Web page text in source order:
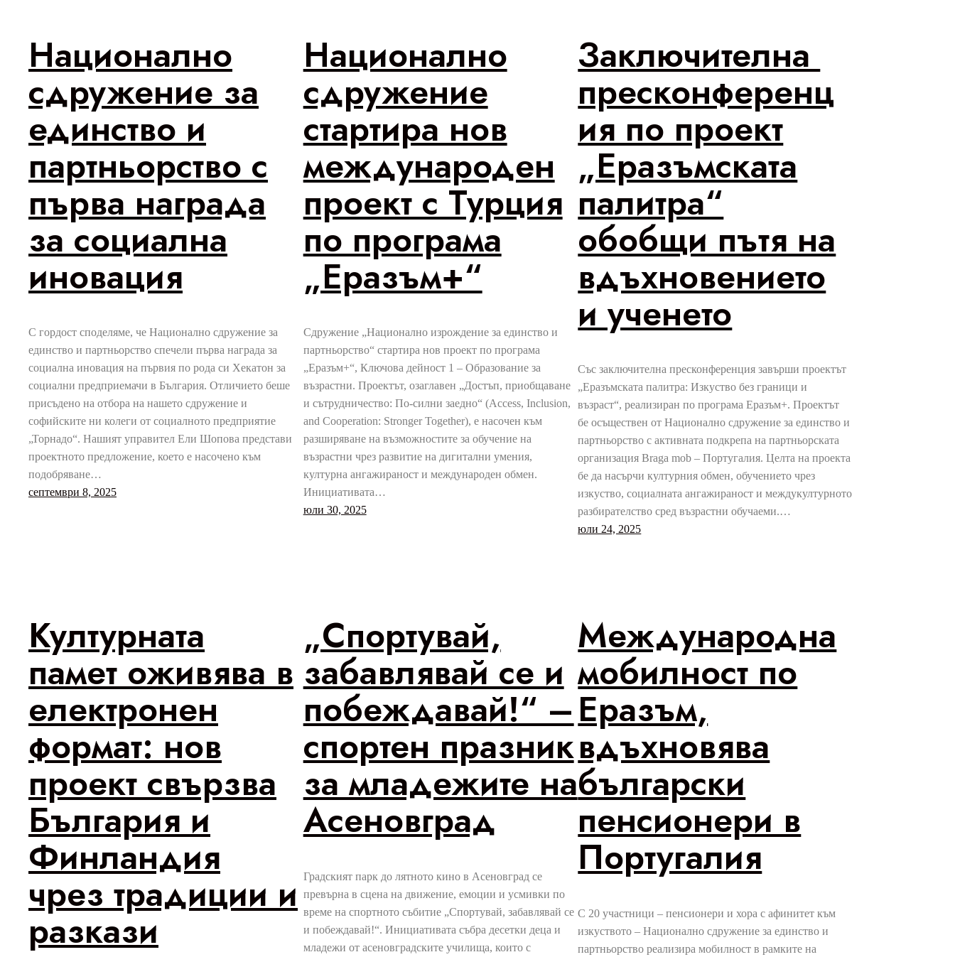
Национално
сдружение за
единство и
партньорство с
първа награда
за социална
иновация
С гордост споделяме, че Национално сдружение за
единство и партньорство спечели първа награда за
социална иновация на първия по рода си Хекатон за
социални предприемачи в България. Отличието беше
присъдено на отбора на нашето сдружение и
софийските ни колеги от социалното предприятие
„Торнадо“. Нашият управител Ели Шопова представи
проектното предложение, което е насочено към
подобряване…
септември 8, 2025
Национално
сдружение
стартира нов
международен
проект с Турция
по програма
„Еразъм+“
Сдружение „Национално изрождение за единство и
партньорство“ стартира нов проект по програма
„Еразъм+“, Ключова дейност 1 – Образование за
възрастни. Проектът, озаглавен „Достъп, приобщаване
и сътрудничество: По-силни заедно“ (Access, Inclusion,
and Cooperation: Stronger Together), е насочен към
разширяване на възможностите за обучение на
възрастни чрез развитие на дигитални умения,
културна ангажираност и международен обмен.
Инициативата…
юли 30, 2025
Заключителна
пресконференц
ия по проект
„Еразъмската
палитра“
обобщи пътя на
вдъхновението
и ученето
Със заключителна пресконференция завърши проектът
„Еразъмската палитра: Изкуство без граници и
възраст“, реализиран по програма Еразъм+. Проектът
бе осъществен от Национално сдружение за единство и
партньорство с активната подкрепа на партньорската
организация Braga mob – Португалия. Целта на проекта
бе да насърчи културния обмен, обучението чрез
изкуство, социалната ангажираност и междукултурното
разбирателство сред възрастни обучаеми.…
юли 24, 2025
Културната
памет оживява в
електронен
формат: нов
проект свързва
България и
Финландия
чрез традиции и
разкази
„Спортувай,
забавлявай се и
побеждавай!“ –
спортен празник
за младежите на
Асеновград
Градският парк до лятното кино в Асеновград се
превърна в сцена на движение, емоции и усмивки по
време на спортното събитие „Спортувай, забавлявай се
и побеждавай!“. Инициативата събра десетки деца и
младежи от асеновградските училища, които с
Международна
мобилност по
Еразъм,
вдъхновява
български
пенсионери в
Португалия
С 20 участници – пенсионери и хора с афинитет към
изкуството – Национално сдружение за единство и
партньорство реализира мобилност в рамките на